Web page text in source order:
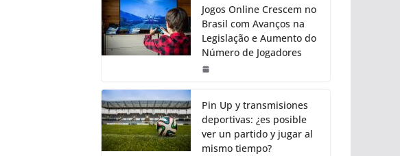
Jogos Online Crescem no
Brasil com Avanços na
Legislação e Aumento do
Número de Jogadores
Pin Up y transmisiones
deportivas: ¿es posible
ver un partido y jugar al
mismo tiempo?